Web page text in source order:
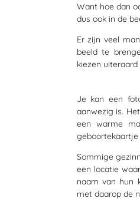
Want hoe dan
dus ook in de
Er zijn veel
beeld te
kiezen
Je kan een
aanwezig is.
een warme
geboortekaartje
Sommige
een locatie
naam van hun
met daarop de